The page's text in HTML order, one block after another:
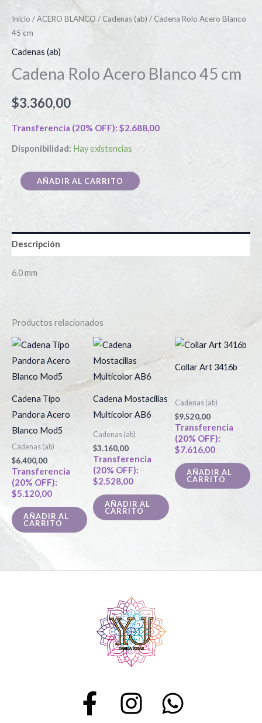
Inicio /ACERO BLANCO / Cadenas (ab) / Cadena Rolo Acero Blanco
45 cm
Cadenas (ab)
Cadena Rolo Acero Blanco 45 cm
$3.360,00
Transferencia (20% OFF): $2.688,00
Disponibilidad: Hay existencias
AÑADIR AL CARRITO
Descripción
6.0 mm
Productos relacionados
Cadena Tipo
Pandora Acero
Blanco Mod5
Cadenas (ab)
$6.400,00
Transferencia
(20% OFF):
$5.120,00
AÑADIR AL
CARRITO
Cadena Mostacillas
Multicolor AB6
Cadenas (ab)
$3.160,00
Transferencia
(20% OFF):
$2.528,00
AÑADIR AL
CARRITO
Collar Art 3416b
Cadenas (ab)
$9.520,00
Transferencia
(20% OFF):
$7.616,00
AÑADIR AL
CARRITO